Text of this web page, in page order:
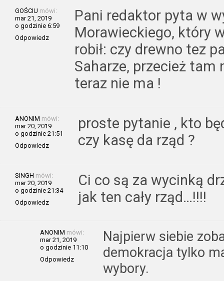
GOŚCIU mówi:
mar 21, 2019
o godzinie 6:59
Odpowiedz
Pani redaktor pyta w
Morawieckiego, który
robił: czy drewno tez
Saharze, przecież tam
teraz nie ma !
ANONIM mówi:
mar 20, 2019
o godzinie 21:51
Odpowiedz
proste pytanie , kto
czy kasę da rząd ?
SINGH mówi:
mar 20, 2019
o godzinie 21:34
Odpowiedz
Ci co są za wycinką
jak ten cały rząd…!!!!
ANONIM mówi:
mar 21, 2019
o godzinie 11:10
Odpowiedz
Najpierw siebie
demokracja tylko
wybory.